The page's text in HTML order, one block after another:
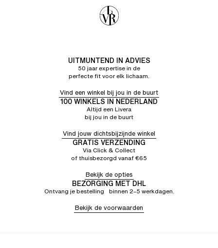
UITMUNTEND IN ADVIES
50 jaar expertise in de
perfecte fit voor elk lichaam.
Vind een winkel bij jou in de buurt
100 WINKELS IN NEDERLAND
Altijd een Livera
bij jou in de buurt
Vind jouw dichtsbijzijnde winkel
GRATIS VERZENDING
Via Click & Collect
of thuisbezorgd vanaf €65
Bekijk de opties
BEZORGING MET DHL
Ontvang je bestelling binnen 2–5 werkdagen.
Bekijk de voorwaarden